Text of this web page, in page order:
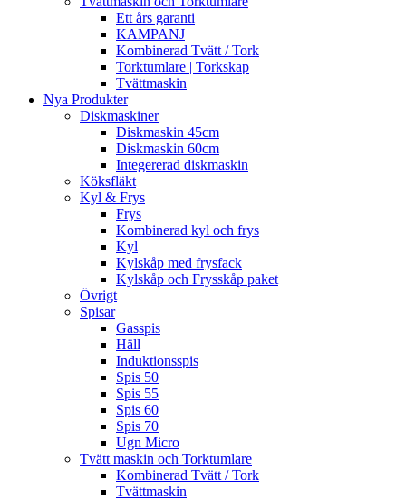
Ett års garanti
KAMPANJ
Kombinerad Tvätt / Tork
Torktumlare | Torkskap
Tvättmaskin
Nya Produkter
Diskmaskiner
Diskmaskin 45cm
Diskmaskin 60cm
Integererad diskmaskin
Köksfläkt
Kyl & Frys
Frys
Kombinerad kyl och frys
Kyl
Kylskåp med frysfack
Kylskåp och Frysskåp paket
Övrigt
Spisar
Gasspis
Häll
Induktionsspis
Spis 50
Spis 55
Spis 60
Spis 70
Ugn Micro
Tvätt maskin och Torktumlare
Kombinerad Tvätt / Tork
Tvättmaskin